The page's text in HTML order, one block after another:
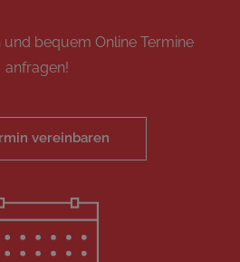
bequem Online Termine
anfragen!
vereinbaren